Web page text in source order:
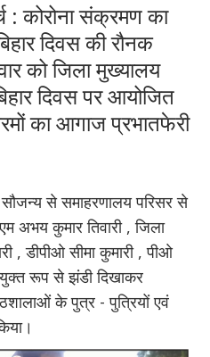
: कोरोना संक्रमण का
दिवस की रौनक
को जिला मुख्यालय
दिवस पर आयोजित
का आगाज प्रभातफेरी
से समाहरणालय परिसर से
अभय कुमार तिवारी , जिला
, डीपीओ सीमा कुमारी , पीओ
रूप से झंडी दिखाकर
के पुत्र - पुत्रियों एवं